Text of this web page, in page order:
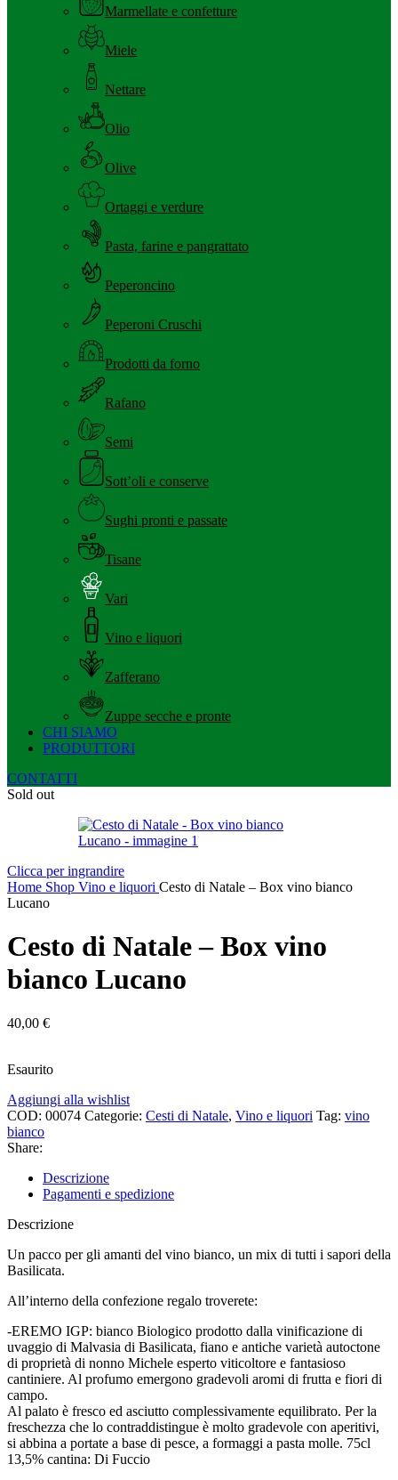
Marmellate e confetture
Miele
Nettare
Olio
Olive
Ortaggi e verdure
Pasta, farine e pangrattato
Peperoncino
Peperoni Cruschi
Prodotti da forno
Rafano
Semi
Sott’oli e conserve
Sughi pronti e passate
Tisane
Vari
Vino e liquori
Zafferano
Zuppe secche e pronte
CHI SIAMO
PRODUTTORI
CONTATTI
Sold out
Clicca per ingrandire
Home Shop Vino e liquori Cesto di Natale – Box vino bianco
Lucano
Cesto di Natale – Box vino
bianco Lucano
40,00 €
Esaurito
Aggiungi alla wishlist
COD: 00074 Categorie: Cesti di Natale, Vino e liquori Tag: vino
bianco
Share:
Descrizione
Pagamenti e spedizione
Descrizione
Un pacco per gli amanti del vino bianco, un mix di tutti i sapori della
Basilicata.
All’interno della confezione regalo troverete:
-EREMO IGP: bianco Biologico prodotto dalla vinificazione di
uvaggio di Malvasia di Basilicata, fiano e antiche varietà autoctone
di proprietà di nonno Michele esperto viticoltore e fantasioso
cantiniere. Al profumo emergono gradevoli aromi di frutta e fiori di
campo.
Al palato è fresco ed asciutto complessivamente equilibrato. Per la
freschezza che lo contraddistingue è molto gradevole con aperitivi,
si abbina a portate a base di pesce, a formaggi a pasta molle. 75cl
13,5% cantina: Di Fuccio